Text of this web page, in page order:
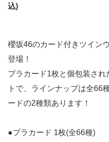
込)
櫻坂46のカード付きツイン
登場！
プラカード1枚と個包装さ
トで、ラインナップは全66
ードの2種類あります！
●プラカード 1枚(全66種)